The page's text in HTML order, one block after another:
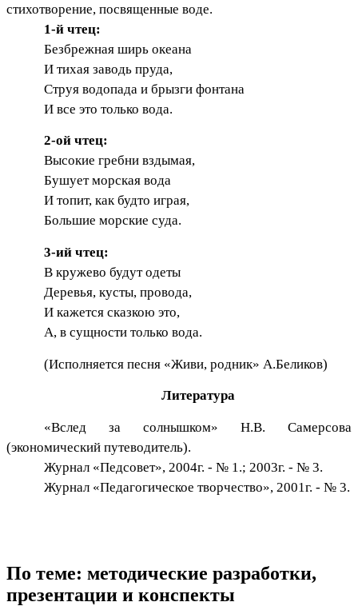
стихотворение, посвященные воде.
1-й чтец:
Безбрежная ширь океана
И тихая заводь пруда,
Струя водопада и брызги фонтана
И все это только вода.
2-ой чтец:
Высокие гребни вздымая,
Бушует морская вода
И топит, как будто играя,
Большие морские суда.
3-ий чтец:
В кружево будут одеты
Деревья, кусты, провода,
И кажется сказкою это,
А, в сущности только вода.
(Исполняется песня «Живи, родник» А.Беликов)
Литература
«Вслед за солнышком» Н.В. Самерсова
(экономический путеводитель).
Журнал «Педсовет», 2004г. - № 1.; 2003г. - № 3.
Журнал «Педагогическое творчество», 2001г. - № 3.
По теме: методические разработки,
презентации и конспекты